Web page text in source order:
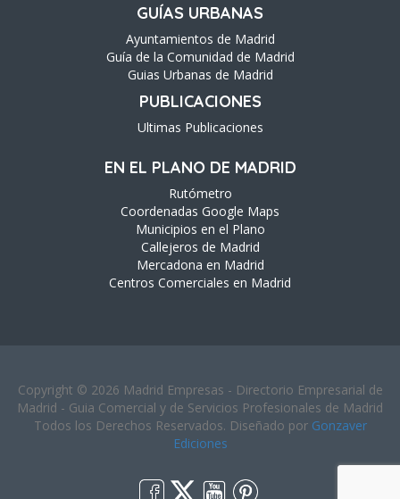
GUÍAS URBANAS
Ayuntamientos de Madrid
Guía de la Comunidad de Madrid
Guias Urbanas de Madrid
PUBLICACIONES
Ultimas Publicaciones
EN EL PLANO DE MADRID
Rutómetro
Coordenadas Google Maps
Municipios en el Plano
Callejeros de Madrid
Mercadona en Madrid
Centros Comerciales en Madrid
Copyright © 2026 Madrid Empresas - Directorio Empresarial de
Madrid - Guia Comercial y de Servicios Profesionales de Madrid
Todos los Derechos Reservados. Diseñado por Gonzaver
Ediciones